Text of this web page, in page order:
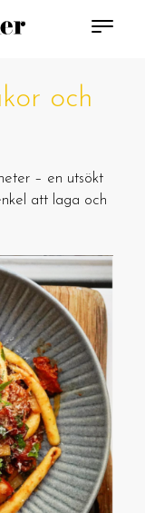
och
– en utsökt
att laga och